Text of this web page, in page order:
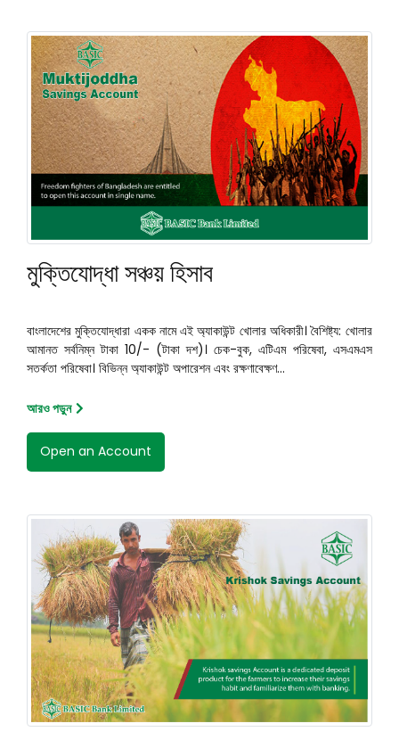
মুক্তিযোদ্ধা সঞ্চয় হিসাব
বাংলাদেশের মুক্তিযোদ্ধারা একক নামে এই অ্যাকাউন্ট খোলার অধিকারী। বৈশিষ্ট্য: খোলার
আমানত সর্বনিম্ন টাকা 10/- (টাকা দশ)। চেক-বুক, এটিএম পরিষেবা, এসএমএস
সতর্কতা পরিষেবা। বিভিন্ন অ্যাকাউন্ট অপারেশন এবং রক্ষণাবেক্ষণ...
আরও পড়ুন
Open an Account